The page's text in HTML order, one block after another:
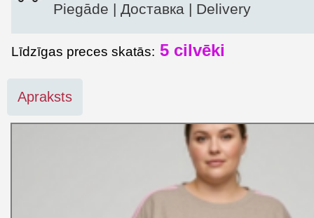
Piegāde | Доставка | Delivery
Līdzīgas preces skatās: 5 cilvēki
Apraksts